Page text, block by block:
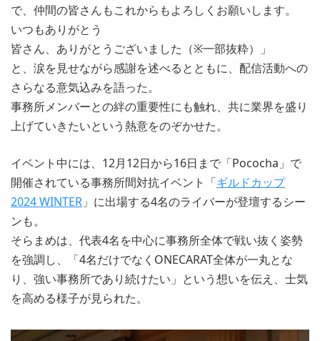
で、仲間の皆さんもこれからもよろしくお願いします。
いつもありがとう
皆さん、ありがとうございました（※一部抜粋）」
と、涙を見せながら感謝を述べるとともに、配信活動への
さらなる意気込みを語った。
事務所メンバーとの絆の重要性にも触れ、共に業界を盛り
上げていきたいという熱意をのぞかせた。
イベント中には、12月12日から16日まで「Pococha」で
開催されている事務所間対抗イベント「ギルドカップ
2024 WINTER 」に出場する4名のライバーが登壇するシー
ンも。
そらまめは、代表4名を中心に事務所全体で戦い抜く姿勢
を強調し、「4名だけでなくONECARAT全体が一丸とな
り、強い事務所であり続けたい」という想いを伝え、士気
を高める様子が見られた。